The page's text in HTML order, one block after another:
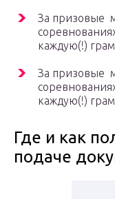
За призовые
каждую(!)
За призовые
каждую(!)
Где и как
подаче